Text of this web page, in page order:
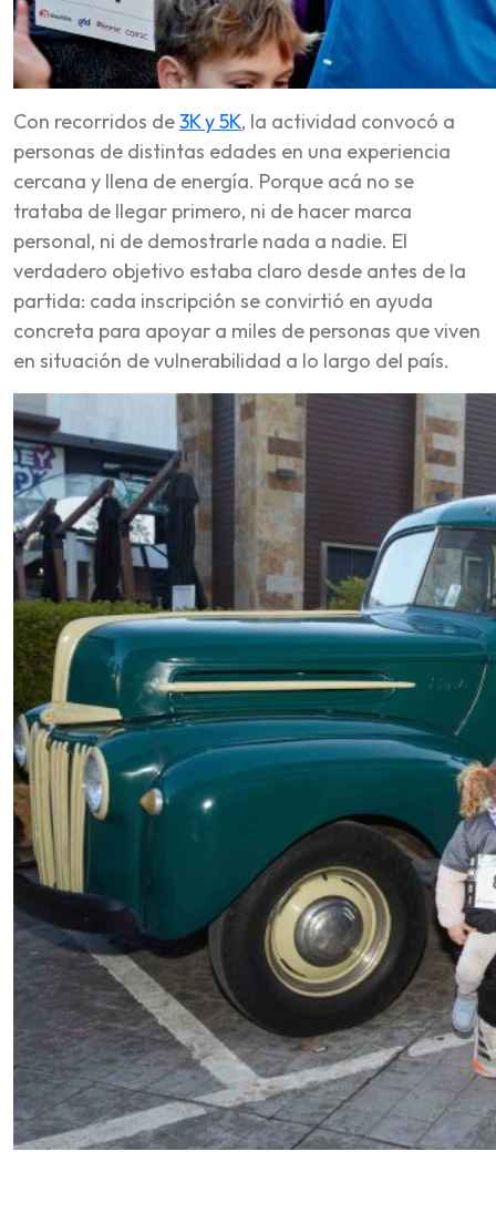
Con recorridos de3K y 5K, la actividad convocó a
personas de distintas edades en una experiencia
cercana y llena de energía. Porque acá no se
trataba de llegar primero, ni de hacer marca
personal, ni de demostrarle nada a nadie. El
verdadero objetivo estaba claro desde antes de la
partida: cada inscripción se convirtió en ayuda
concreta para apoyar a miles de personas que viven
en situación de vulnerabilidad a lo largo del país.